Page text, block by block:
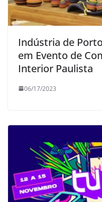
Indústria de
em Evento de
Interior Paulista
06/17/2023